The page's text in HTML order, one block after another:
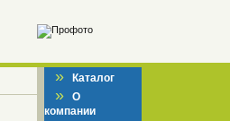
» Каталог
» О
компании